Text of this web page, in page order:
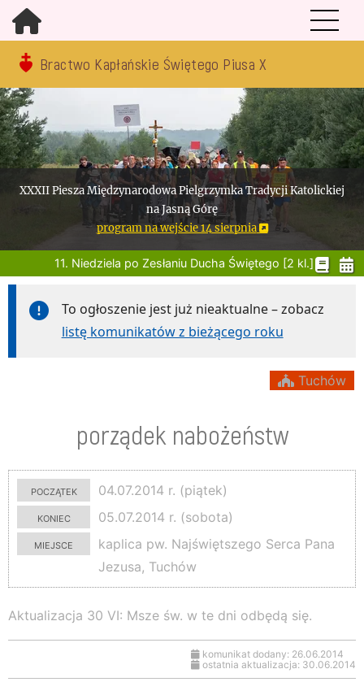
Bractwo Kapłańskie Świętego Piusa X
XXXII Piesza Międzynarodowa Pielgrzymka Tradycji Katolickiej
na Jasną Górę
program na wejście 14 sierpnia
11. Niedziela po Zesłaniu Ducha Świętego [2 kl.]
To ogłoszenie jest już nieaktualne – zobacz
listę komunikatów z bieżącego roku
Tuchów
porządek nabożeństw
początek
04.07.2014 r. (piątek)
koniec
05.07.2014 r. (sobota)
miejsce
kaplica pw. Najświętszego Serca Pana
Jezusa, Tuchów
Aktualizacja 30 VI: Msze św. w te dni odbędą się.
komunikat dodany: 26.06.2014
ostatnia aktualizacja: 30.06.2014